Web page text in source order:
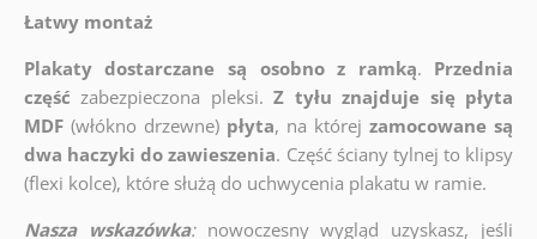
Łatwy montaż
Plakaty dostarczane są osobno z ramką. Przednia
część zabezpieczona pleksi. Z tyłu znajduje się płyta
MDF (włókno drzewne) płyta, na której zamocowane są
dwa haczyki do zawieszenia. Część ściany tylnej to klipsy
(flexi kolce), które służą do uchwycenia plakatu w ramie.
Nasza wskazówka:nowoczesny wygląd uzyskasz, jeśli